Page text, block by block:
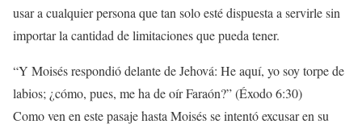
usar a cualquier persona que tan solo esté dispuesta a servirle sin
importar la cantidad de limitaciones que pueda tener.
“Y Moisés respondió delante de Jehová: He aquí, yo soy torpe de
labios; ¿cómo, pues, me ha de oír Faraón?” (Éxodo 6:30)
Como ven en este pasaje hasta Moisés se intentó excusar en su